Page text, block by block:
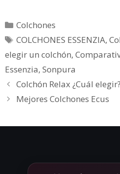
Colchones
COLCHONES ESSENZIA,
elegir un colchón,
Essenzia, Sonpura
Colchón Relax ¿Cuál elegir?
Mejores Colchones Ecus